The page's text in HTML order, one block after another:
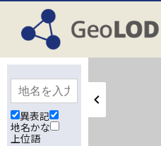
異表記
地名かな
上位語